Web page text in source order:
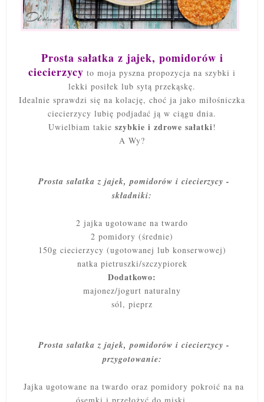
Prosta sałatka z jajek, pomidorów i
ciecierzycy to moja pyszna propozycja na szybki i
lekki posiłek lub sytą przekąskę.
Idealnie sprawdzi się na kolację, choć ja jako miłośniczka
ciecierzycy lubię podjadać ją w ciągu dnia.
Uwielbiam takie szybkie i zdrowe sałatki!
A Wy?
Prosta sałatka z jajek, pomidorów i ciecierzycy -
składniki:
2 jajka ugotowane na twardo
2 pomidory (średnie)
150g ciecierzycy (ugotowanej lub konserwowej)
natka pietruszki/szczypiorek
Dodatkowo:
majonez/jogurt naturalny
sól, pieprz
Prosta sałatka z jajek, pomidorów i ciecierzycy -
przygotowanie:
Jajka ugotowane na twardo oraz pomidory pokroić na na